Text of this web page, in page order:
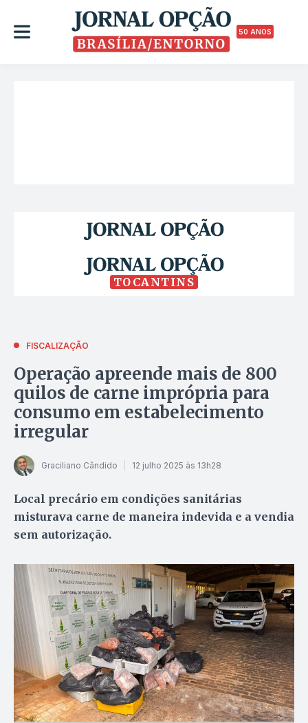
50 ANOS
TOCANTINS
FISCALIZAÇÃO
Operação apreende mais de 800
quilos de carne imprópria para
consumo em estabelecimento
irregular
Graciliano Cândido 12 julho 2025 às 13h28
Local precário em condições sanitárias
misturava carne de maneira indevida e a vendia
sem autorização.